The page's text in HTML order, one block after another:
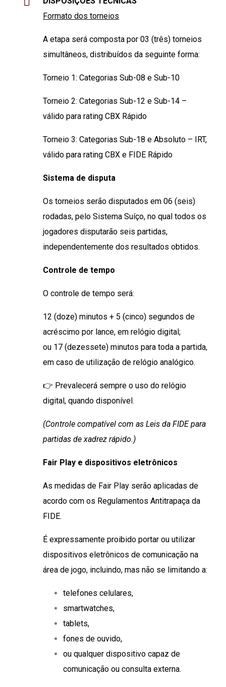
Formato dos torneios
A etapa será composta por 03 (três) torneios
simultâneos, distribuídos da seguinte forma:
Torneio 1: Categorias Sub-08 e Sub-10
Torneio 2: Categorias Sub-12 e Sub-14 –
válido para rating CBX Rápido
Torneio 3: Categorias Sub-18 e Absoluto – IRT,
válido para rating CBX e FIDE Rápido
Sistema de disputa
Os torneios serão disputados em 06 (seis)
rodadas, pelo Sistema Suíço, no qual todos os
jogadores disputarão seis partidas,
independentemente dos resultados obtidos.
Controle de tempo
O controle de tempo será:
12 (doze) minutos + 5 (cinco) segundos de
acréscimo por lance, em relógio digital;
ou 17 (dezessete) minutos para toda a partida,
em caso de utilização de relógio analógico.
👉 Prevalecerá sempre o uso do relógio
digital, quando disponível.
(Controle compatível com as Leis da FIDE para
partidas de xadrez rápido.)
Fair Play e dispositivos eletrônicos
As medidas de Fair Play serão aplicadas de
acordo com os Regulamentos Antitrapaça da
FIDE.
É expressamente proibido portar ou utilizar
dispositivos eletrônicos de comunicação na
área de jogo, incluindo, mas não se limitando a:
telefones celulares,
smartwatches,
tablets,
fones de ouvido,
ou qualquer dispositivo capaz de
comunicação ou consulta externa.